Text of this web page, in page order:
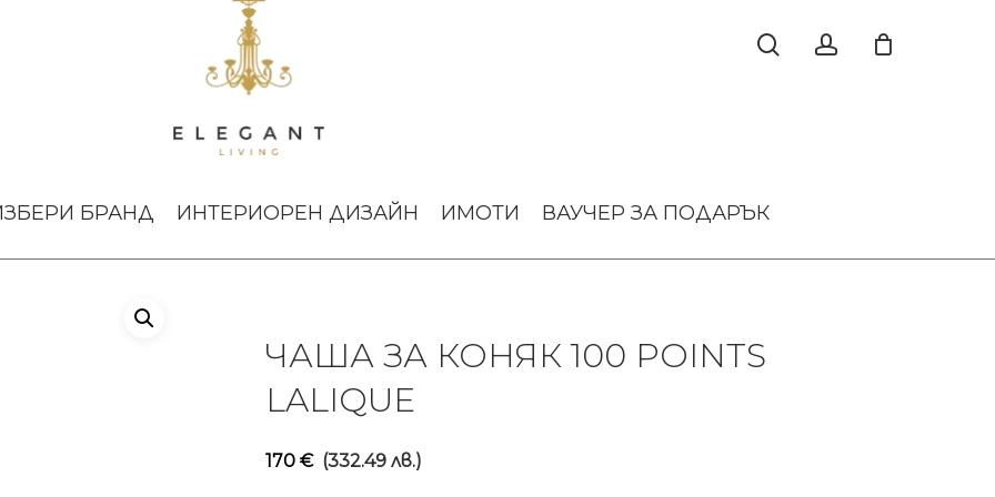
БРАНД ИНТЕРИОРЕН ДИЗАЙН ИМОТИ ВАУЧЕР ЗА ПОДАРЪК
ЧАША ЗА КОНЯК 100 POINTS
LALIQUE
170 € (332.49 лв.)